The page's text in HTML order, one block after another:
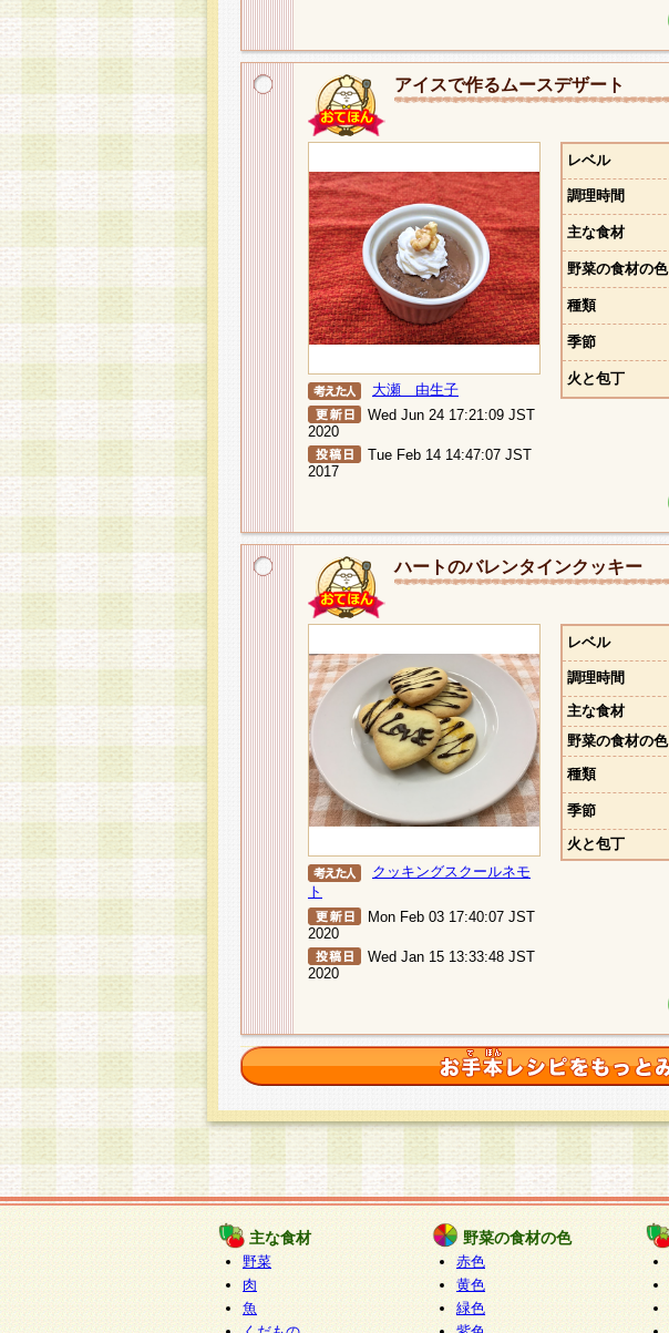
アイスで作るムースデザート
大瀬 由生子
Wed Jun 24 17:21:09 JST
2020
Tue Feb 14 14:47:07 JST
2017
レベル
調理時間
主な食材
野菜の食材の色
種類
季節
火と包丁
ハートのバレンタインクッキー
クッキングスクールネモ
ト
Mon Feb 03 17:40:07 JST
2020
Wed Jan 15 13:33:48 JST
2020
レベル
調理時間
主な食材
野菜の食材の色
種類
季節
火と包丁
主な食材
野菜
肉
魚
野菜の食材の色
赤色
黄色
緑色